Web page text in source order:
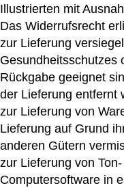
Illustrierten mit
Das Widerrufsrecht
zur Lieferung
Gesundheitsschutzes
Rückgabe geeignet
der Lieferung entfernt
zur Lieferung von
Lieferung auf Grund
anderen Gütern
zur Lieferung von
Computersoftware in